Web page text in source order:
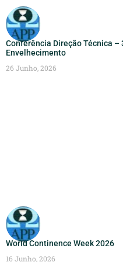
Conferência Direção Técnica
Envelhecimento
26 Junho, 2026
World Continence Week 2026
16 Junho, 2026